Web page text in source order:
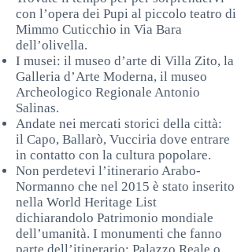
con l’opera dei Pupi al piccolo teatro di
Mimmo Cuticchio in Via Bara
dell’olivella.
I musei: il museo d’arte di Villa Zito, la
Galleria d’Arte Moderna, il museo
Archeologico Regionale Antonio
Salinas.
Andate nei mercati storici della città:
il Capo, Ballarò, Vucciria dove entrare
in contatto con la cultura popolare.
Non perdetevi l’itinerario Arabo-
Normanno che nel 2015 è stato inserito
nella World Heritage List
dichiarandolo Patrimonio mondiale
dell’umanità. I monumenti che fanno